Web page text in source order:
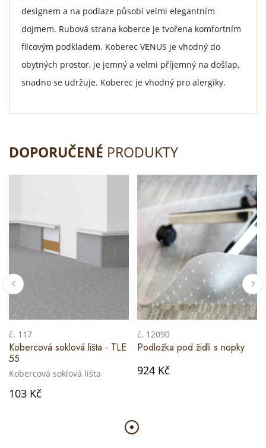
designem a na podlaze působí velmi elegantním
dojmem. Rubová strana koberce je tvořena komfortním
filcovým podkladem. Koberec VENUS je vhodný do
obytných prostor, je jemný a velmi příjemný na došlap,
snadno se udržuje. Koberec je vhodný pro alergiky.
DOPORUČENÉ PRODUKTY
č. 117
Kobercová soklová lišta - TLE
55
Kobercová soklová lišta
103 Kč
č. 12090
Podložka pod židli s nopky
924 Kč